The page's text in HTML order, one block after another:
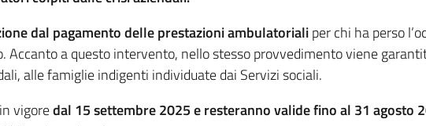
dal pagamento delle prestazioni ambulatorialiper chi ha perso
Accanto a questo intervento, nello stesso provvedimento viene
alle famiglie indigenti individuate dai Servizi sociali.
vigoredal 15 settembre 2025 e resteranno valide fino al 31 agosto